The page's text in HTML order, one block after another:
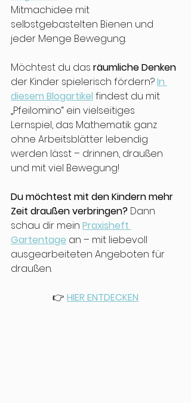
Mitmachidee mit
selbstgebastelten Bienen und
jeder Menge Bewegung.
Möchtest du das räumliche Denken
der Kinder spielerisch fördern? In
diesem Blogartikel findest du mit
„Pfeilomino“ ein vielseitiges
Lernspiel, das Mathematik ganz
ohne Arbeitsblätter lebendig
werden lässt – drinnen, draußen
und mit viel Bewegung!
Du möchtest mit den Kindern mehr
Zeit draußen verbringen? Dann
schau dir mein Praxisheft
Gartentage an – mit liebevoll
ausgearbeiteten Angeboten für
draußen.
👉 HIER ENTDECKEN